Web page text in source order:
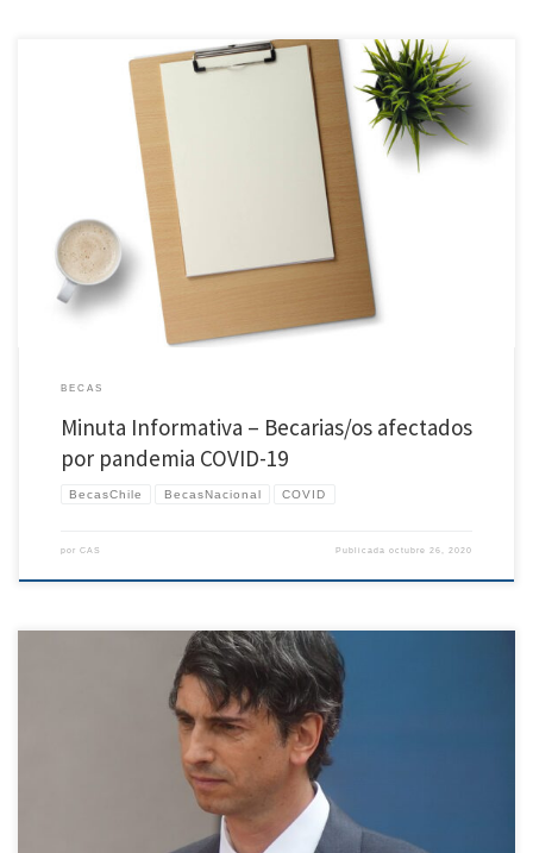
A través de esta minuta informativa, la Comisión Becas de Redes Chilenas de
Investigación (ReCh) quiere informar y solicitar su apoyo ante la situación que
atraviesan cientos de becarias y becarios chilenos afectados por la pandemia COVID-
19 en el extranjero y en territorio nacional. Última actualización: 27 de Octubre de […]
BECAS
Minuta Informativa – Becarias/os afectados
por pandemia COVID-19
BecasChile BecasNacional COVID
por CAS Publicadaoctubre 26, 2020
Representantes de Redes Chilenas de Investigación (ReCh) y sus orgánicas adscritas,
Asociación Nacional de Investigadores en Postgrado (ANIP), Asociación Red de
Investigadoras (RedI) y Asociación de Investigadores de Artes y Humanidades (AyH),
más el movimiento Ciencia Contra el Recorte, se han reunido con el ministro Andrés